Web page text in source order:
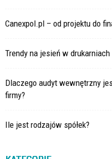
Canexpol.pl – od projektu do
Trendy na jesień w drukarniach
Dlaczego audyt wewnętrzny
firmy?
Ile jest rodzajów spółek?